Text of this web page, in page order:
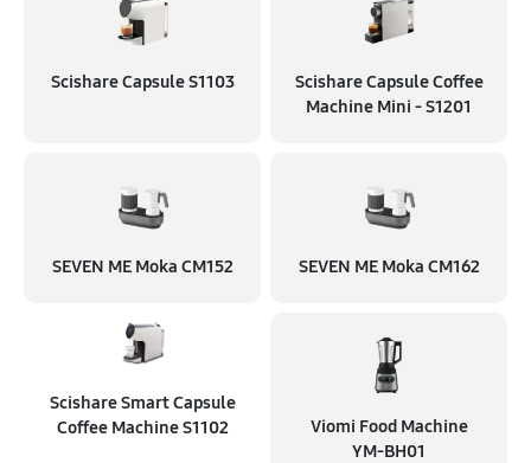
Scishare Capsule S1103
Scishare Capsule Coffee
Machine Mini - S1201
SEVEN ME Moka CM152 SEVEN ME Moka CM162
Scishare Smart Capsule
Coffee Machine S1102
Viomi Food Machine
YM-BH01